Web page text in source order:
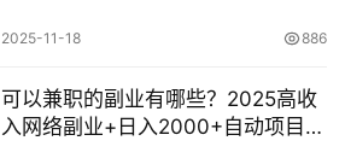
2025-11-18 886
可以兼职的副业有哪些？2025高收
入网络副业+日入2000+自动项目揭